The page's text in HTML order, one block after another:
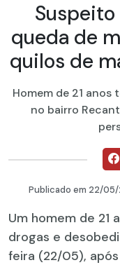
queda de
quilos de
Homem de 21
no bairro
Publicado em 22/
Um homem de 21
drogas e
feira (22/05),